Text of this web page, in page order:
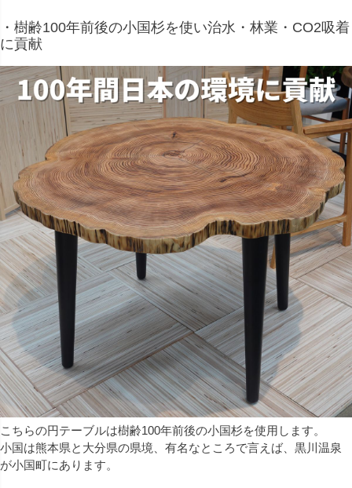
・樹齢100年前後の小国杉を使い治水・林業・CO2吸着
に貢献
こちらの円テーブルは樹齢100年前後の小国杉を使用します。
小国は熊本県と大分県の県境、有名なところで言えば、黒川温泉
が小国町にあります。